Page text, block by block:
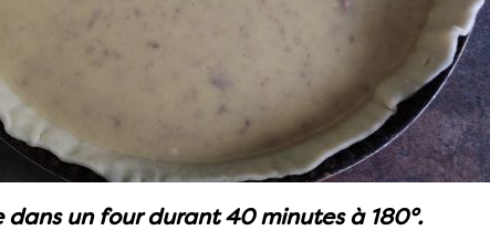
un four durant 40 minutes à 180°.